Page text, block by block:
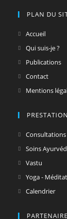
PLAN DU
Accueil
Qui suis-je ?
Publications
Contact
Mentions
Consultations
Soins
Vastu
Yoga -
Calendrier